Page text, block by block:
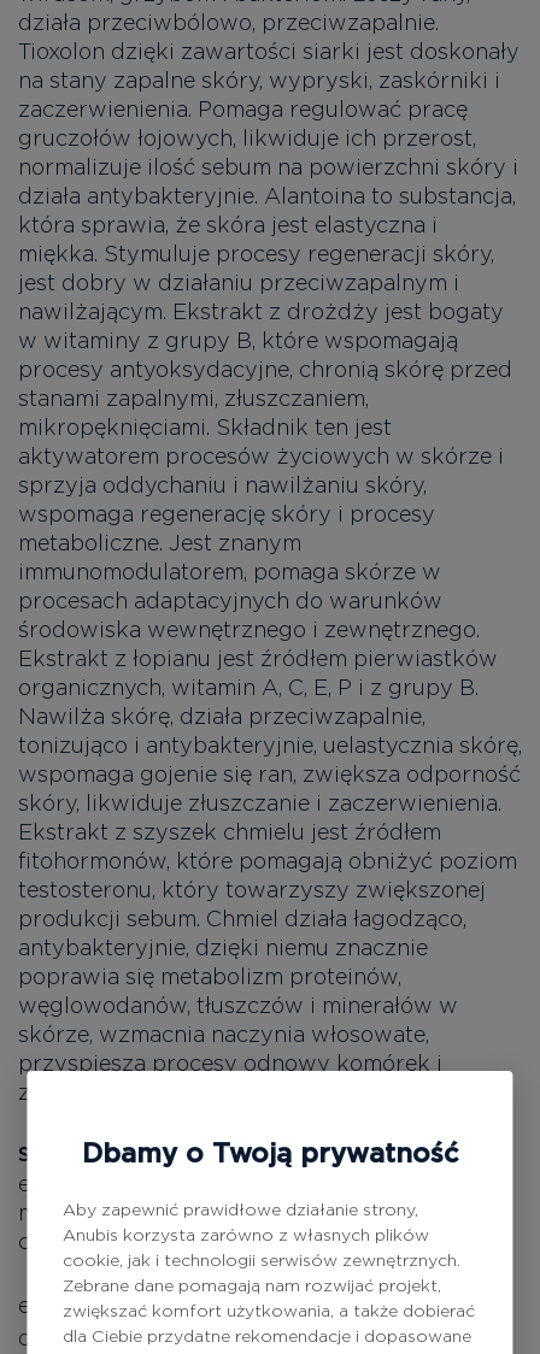
działa przeciwbólowo, przeciwzapalnie.
Tioxolon dzięki zawartości siarki jest doskonały
na stany zapalne skóry, wypryski, zaskórniki i
zaczerwienienia. Pomaga regulować pracę
gruczołów łojowych, likwiduje ich przerost,
normalizuje ilość sebum na powierzchni skóry i
działa antybakteryjnie. Alantoina to substancja,
która sprawia, że skóra jest elastyczna i
miękka. Stymuluje procesy regeneracji skóry,
jest dobry w działaniu przeciwzapalnym i
nawilżającym. Ekstrakt z drożdży jest bogaty
w witaminy z grupy B, które wspomagają
procesy antyoksydacyjne, chronią skórę przed
stanami zapalnymi, złuszczaniem,
mikropęknięciami. Składnik ten jest
aktywatorem procesów życiowych w skórze i
sprzyja oddychaniu i nawilżaniu skóry,
wspomaga regenerację skóry i procesy
metaboliczne. Jest znanym
immunomodulatorem, pomaga skórze w
procesach adaptacyjnych do warunków
środowiska wewnętrznego i zewnętrznego.
Ekstrakt z łopianu jest źródłem pierwiastków
organicznych, witamin A, C, E, P i z grupy B.
Nawilża skórę, działa przeciwzapalnie,
tonizująco i antybakteryjnie, uelastycznia skórę,
wspomaga gojenie się ran, zwiększa odporność
skóry, likwiduje złuszczanie i zaczerwienienia.
Ekstrakt z szyszek chmielu jest źródłem
fitohormonów, które pomagają obniżyć poziom
testosteronu, który towarzyszy zwiększonej
produkcji sebum. Chmiel działa łagodząco,
antybakteryjnie, dzięki niemu znacznie
poprawia się metabolizm proteinów,
węglowodanów, tłuszczów i minerałów w
skórze, wzmacnia naczynia włosowate,
przyspiesza procesy odnowy komórek i
zwiększa turgor skóry.
Sposób użycia:po oczyszczeniu skóry nanieść
emulsję na skóre twarzy okrężnymi ruchami
masującymi, delikatnie rozprowadzając aż do
całkowitego wchłonięcia.
ekstrakt z łopianu, tioxolone, ekstrakt z
drożdży, olejek z drzewa herbacianego,
Dbamy o Twoją prywatność
Aby zapewnić prawidłowe działanie strony,
Anubis korzysta zarówno z własnych plików
cookie, jak i technologii serwisów zewnętrznych.
Zebrane dane pomagają nam rozwijać projekt,
zwiększać komfort użytkowania, a także dobierać
dla Ciebie przydatne rekomendacje i dopasowane